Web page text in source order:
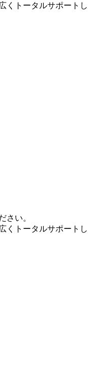
くトータルサポートし
さい。
くトータルサポートし